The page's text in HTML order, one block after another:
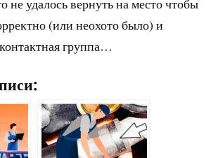
не удалось вернуть на место чтобы
(или неохото было) и
группа…